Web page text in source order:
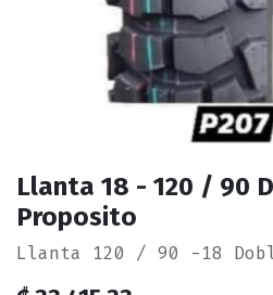
Llanta 18 - 120 / 90
Proposito
Llanta 120 / 90 -18